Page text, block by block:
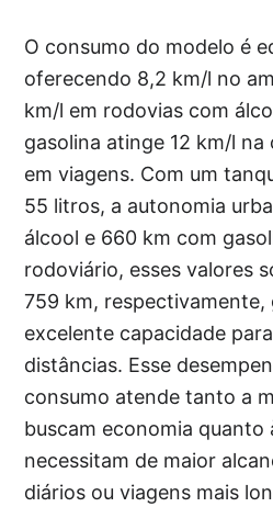
O consumo do modelo é
oferecendo 8,2 km/l no
km/l em rodovias com
gasolina atinge 12 km/l na
em viagens. Com um
55 litros, a autonomia
álcool e 660 km com
rodoviário, esses valores
759 km, respectivamente,
excelente capacidade
distâncias. Esse
consumo atende tanto a
buscam economia quanto
necessitam de maior
diários ou viagens mais